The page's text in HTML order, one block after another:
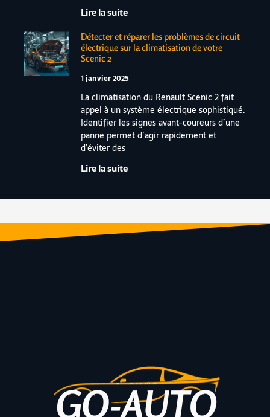
Lire la suite
Détecter et réparer les problèmes de circuit
électrique sur la climatisation de votre
Scenic 2
1 janvier 2025
La climatisation du Renault Scenic 2 fait
appel à un système électrique sophistiqué.
Identifier les signes avant-coureurs d’une
panne permet d’agir rapidement et
d’éviter des
Lire la suite